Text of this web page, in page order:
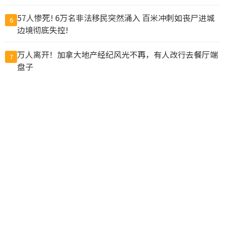
6 57人惨死! 6万名非法移民突然涌入 百米冲刺如丧尸进城
边境彻底失控!
7 万人离开！加拿大地产经纪风光不再，有人改行去餐厅端
盘子